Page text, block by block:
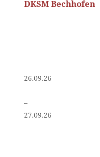
DKSM Bechhofen
26.09.26
–
27.09.26